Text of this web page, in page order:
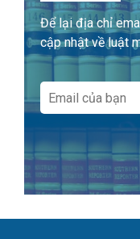
Để lại địa chỉ
cập nhật về luật